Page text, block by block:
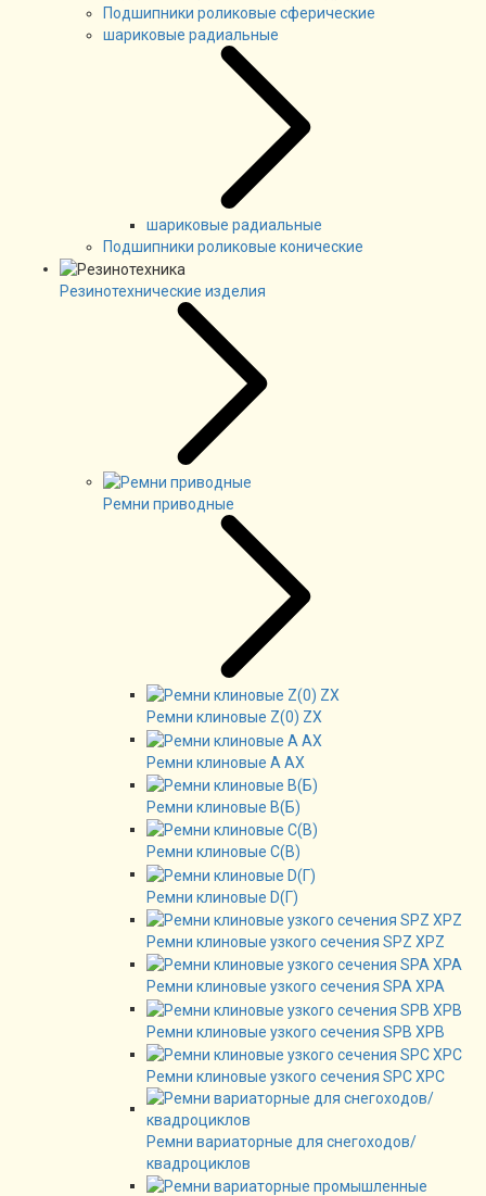
Подшипники роликовые сферические
шариковые радиальные
шариковые радиальные
Подшипники роликовые конические
Резинотехнические изделия
Ремни приводные
Ремни клиновые Z(0) ZX
Ремни клиновые А AX
Ремни клиновые В(Б)
Ремни клиновые C(B)
Ремни клиновые D(Г)
Ремни клиновые узкого сечения SPZ XPZ
Ремни клиновые узкого сечения SPA XPA
Ремни клиновые узкого сечения SPB XPB
Ремни клиновые узкого сечения SPC XPC
Ремни вариаторные для снегоходов/
квадроциклов